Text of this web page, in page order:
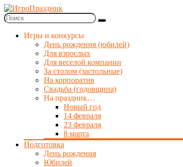
Игры и конкурсы
День рождения (юбилей)
Для взрослых
Для веселой компании
За столом (застольные)
На корпоратив
Свадьба (годовщина)
На праздник…
Новый год
14 февраля
23 февраля
8 марта
Подготовка
День рождения
Юбилей